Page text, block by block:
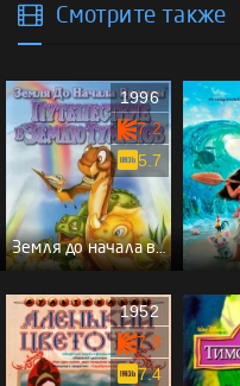
Смотрите также
Земля до начала времен 4: Путешествие в Землю Туманов
1996
7.2
5.7
1952
7.8
7.4